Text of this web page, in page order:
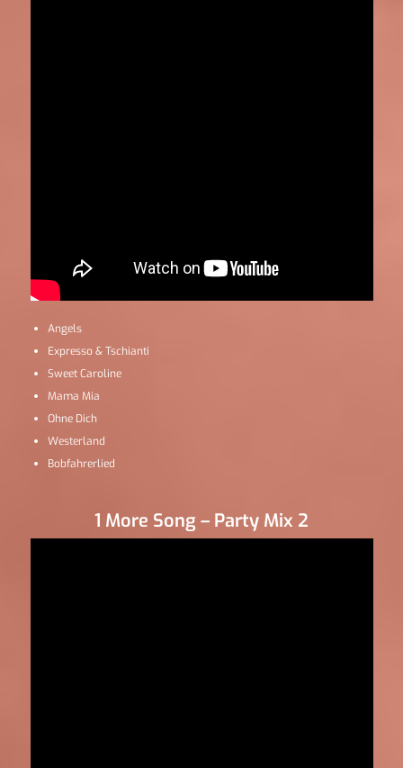
Angels
Expresso & Tschianti
Sweet Caroline
Mama Mia
Ohne Dich
Westerland
Bobfahrerlied
1 More Song – Party Mix 2